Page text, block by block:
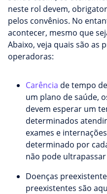
neste rol devem,
pelos convênios. No
acontecer, mesmo que
Abaixo, veja quais são as
operadoras:
Carência de tempo
um plano de saúde,
devem esperar um
determinados
exames e
determinado por
não pode
Doenças
preexistentes são